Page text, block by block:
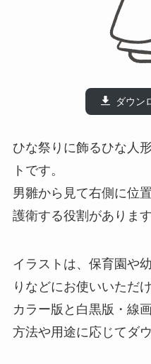
ダウン
ひな祭りに飾るひな人
トです。
男雛から見て右側に位
護衛する役割があります
イラストは、保育園や
りなどにお使いいただけ
カラー版と白黒版・線
方法や用途に応じてダ